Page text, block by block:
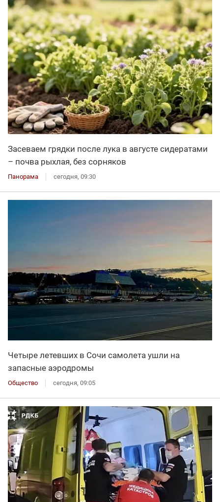
Засеваем грядки после лука в августе сидератами
– почва рыхлая, без сорняков
Панорама сегодня, 09:30
Четыре летевших в Сочи самолета ушли на
запасные аэродромы
Общество сегодня, 09:05